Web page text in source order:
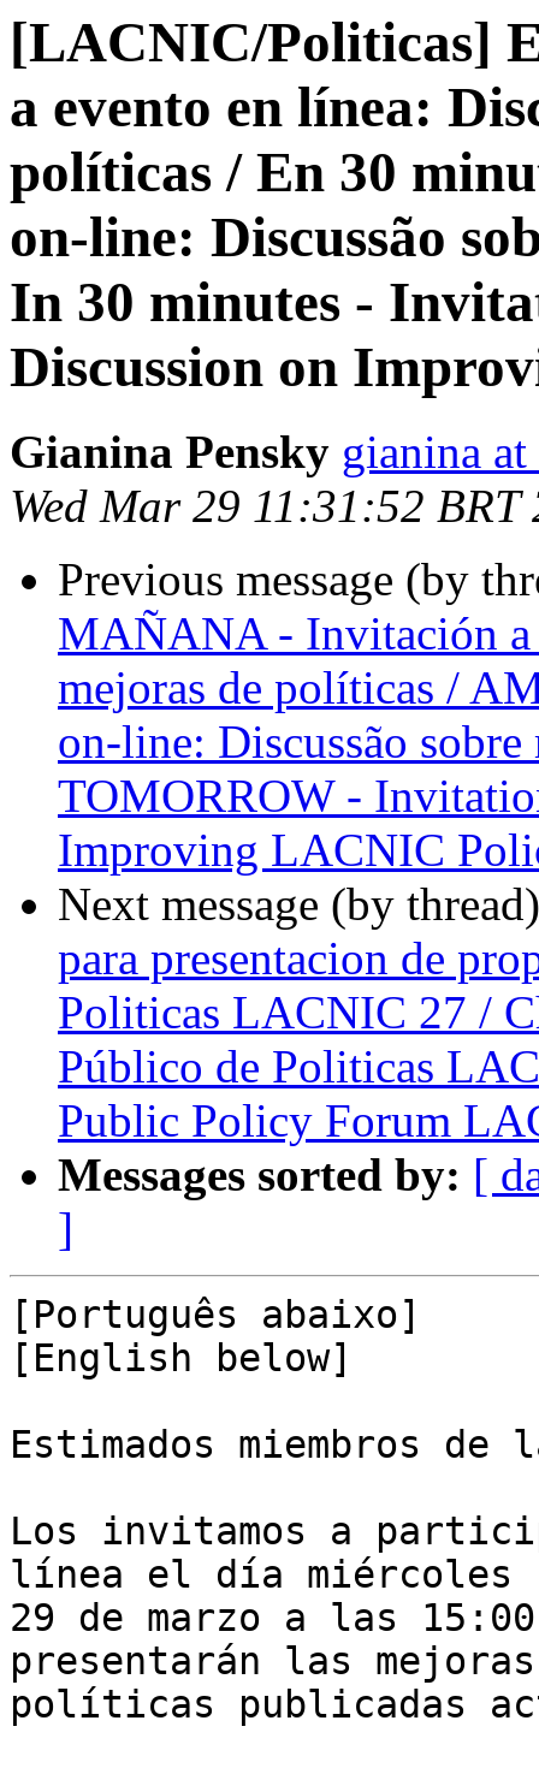
[LACNIC/Politicas]
a evento en línea:
políticas / En 30
on-line: Discussão
In 30 minutes -
Discussion on
Gianina Pensky gianina
Wed Mar 29 11:31:52 BRT
Previous message (by
MAÑANA - Invitación a
mejoras de políticas /
on-line: Discussão
TOMORROW -
Improving LACNIC
Next message (by
para presentacion de
Politicas LACNIC 27 /
Público de Politicas
Public Policy Forum
Messages sorted by: [
]
[Português abaixo]
[English below]
Estimados miembros
Los invitamos a
línea el día miércoles
29 de marzo a las
presentarán las
políticas publicadas